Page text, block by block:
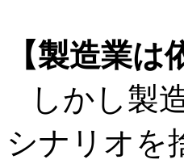
【製造業
しかし製
シナリオを